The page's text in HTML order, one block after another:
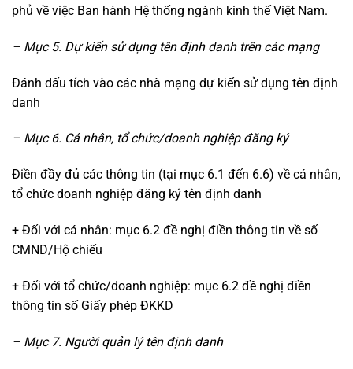
phủ về việc Ban hành Hệ thống ngành kinh thế Việt Nam.
– Mục 5. Dự kiến sử dụng tên định danh trên các mạng
Đánh dấu tích vào các nhà mạng dự kiến sử dụng tên định
danh
– Mục 6. Cá nhân, tổ chức/doanh nghiệp đăng ký
Điền đầy đủ các thông tin (tại mục 6.1 đến 6.6) về cá nhân,
tổ chức doanh nghiệp đăng ký tên định danh
+ Đối với cá nhân: mục 6.2 đề nghị điền thông tin về số
CMND/Hộ chiếu
+ Đối với tổ chức/doanh nghiệp: mục 6.2 đề nghị điền
thông tin số Giấy phép ĐKKD
– Mục 7. Người quản lý tên định danh